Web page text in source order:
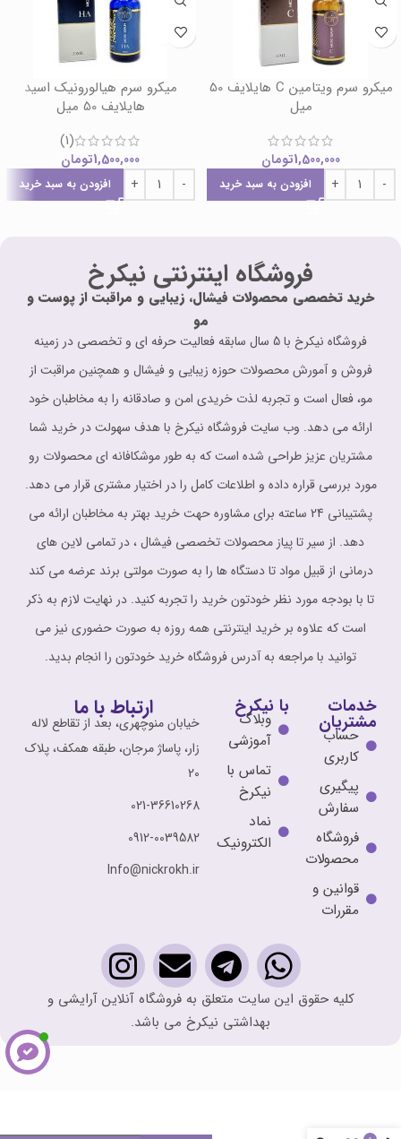
میکرو سرم ویتامین C هایلایف 50
میل
1,500,000تومان
افزودن به سبد خرید
میکرو سرم هیالورونیک اسید
هایلایف 50 میل
(1)
1,500,000تومان
افزودن به سبد خرید
فروشگاه اینترنتی نیکرخ
خرید تخصصی محصولات فیشال، زیبایی و مراقبت از پوست و
مو
فروشگاه نیکرخ با 5 سال سابقه فعالیت حرفه ای و تخصصی در زمینه
فروش و آمورش محصولات حوزه زیبایی و فیشال و همچنین مراقبت از
مو، فعال است و تجربه لذت خریدی امن و صادقانه را به مخاطبان خود
ارائه می دهد. وب سایت فروشگاه نیکرخ با هدف سهولت در خرید شما
مشتریان عزیز طراحی شده است که به طور موشکافانه ای محصولات رو
مورد بررسی قراره داده و اطلاعات کامل را در اختیار مشتری قرار می دهد.
پشتیبانی 24 ساعته برای مشاوره حهت خرید بهتر به مخاطبان ارائه می
دهد. از سیر تا پیاز محصولات تخصصی فیشال ، در تمامی لاین های
درمانی از قبیل مواد تا دستگاه ها را به صورت مولتی برند عرضه می کند
تا با بودجه مورد نظر خودتون خرید را تجربه کنید. در نهایت لازم به ذکر
است که علاوه بر خرید اینترنتی همه روزه به صورت حضوری نیز می
توانید با مراجعه به آدرس فروشگاه خرید خودتون را انجام بدید.
خدمات
مشتریان
حساب
کاربری
پیگیری
سفارش
فروشگاه
محصولات
قوانین و
مقررات
با نیکرخ
وبلاگ
آموزشی
تماس با
نیکرخ
نماد
الکترونیک
ارتباط با ما
خیابان منوچهری، بعد از تقاطع لاله
زار، پاساژ مرجان، طبقه همکف، پلاک
20
021-36610268
0912-0039582
Info@nickrokh.ir
کلیه حقوق این سایت متعلق به فروشگاه آنلاین آرایشی و
بهداشتی نیکرخ می باشد.